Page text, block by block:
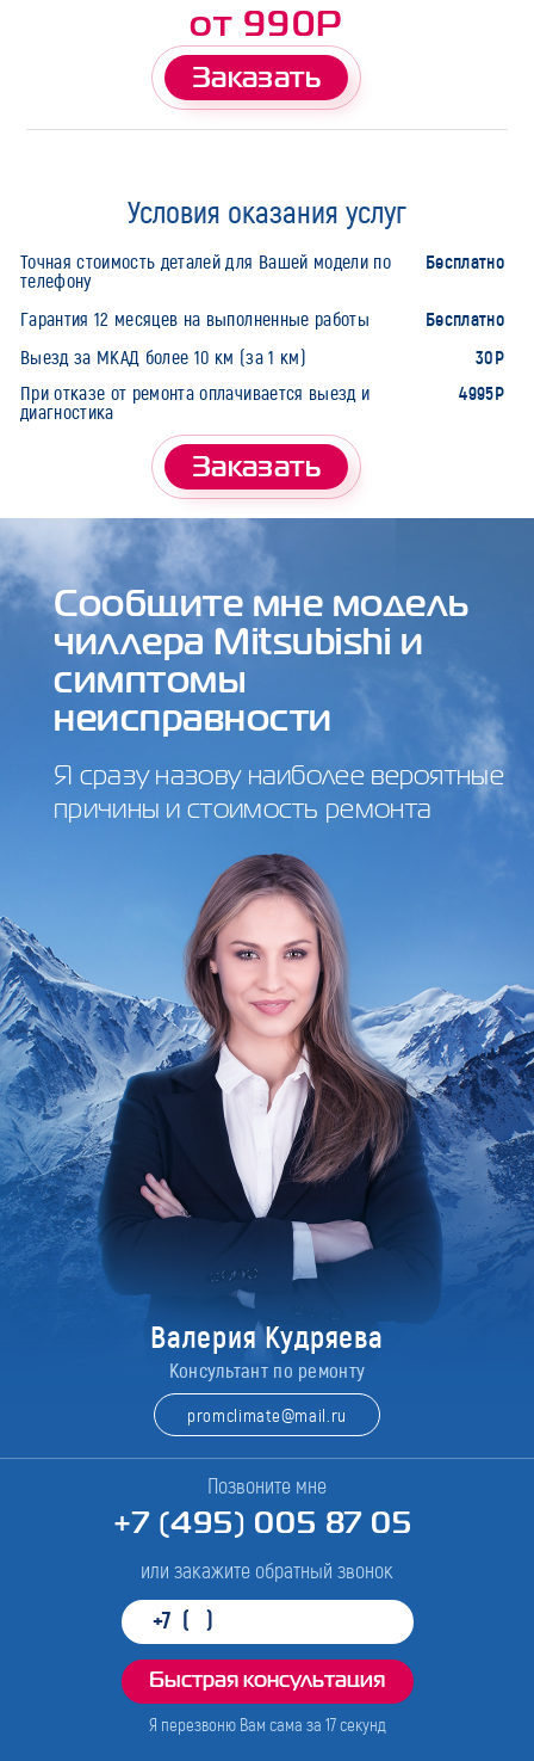
от 990Р
Заказать
Условия оказания услуг
Точная стоимость деталей для Вашей модели по
телефону
Бесплатно
Гарантия 12 месяцев на выполненные работы Бесплатно
Выезд за МКАД более 10 км (за 1 км) 30Р
При отказе от ремонта оплачивается выезд и
диагностика
4995Р
Заказать
Сообщите мне модель
чиллера Mitsubishi и
симптомы
неисправности
Я сразу назову наиболее вероятные
причины и стоимость ремонта
Валерия Кудряева
Консультант по ремонту
promclimate@mail.ru
Позвоните мне
+7 (495) 005 87 05
или закажите обратный звонок
Я перезвоню Вам сама за 17секунд